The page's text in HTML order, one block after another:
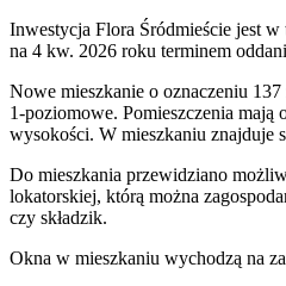
Inwestycja Flora Śródmieście jest
na 4 kw. 2026 roku terminem
Nowe mieszkanie o oznaczeniu 137
1-poziomowe. Pomieszczenia mają
wysokości. W mieszkaniu znajduje
Do mieszkania przewidziano
lokatorskiej, którą można
czy składzik.
Okna w mieszkaniu wychodzą na